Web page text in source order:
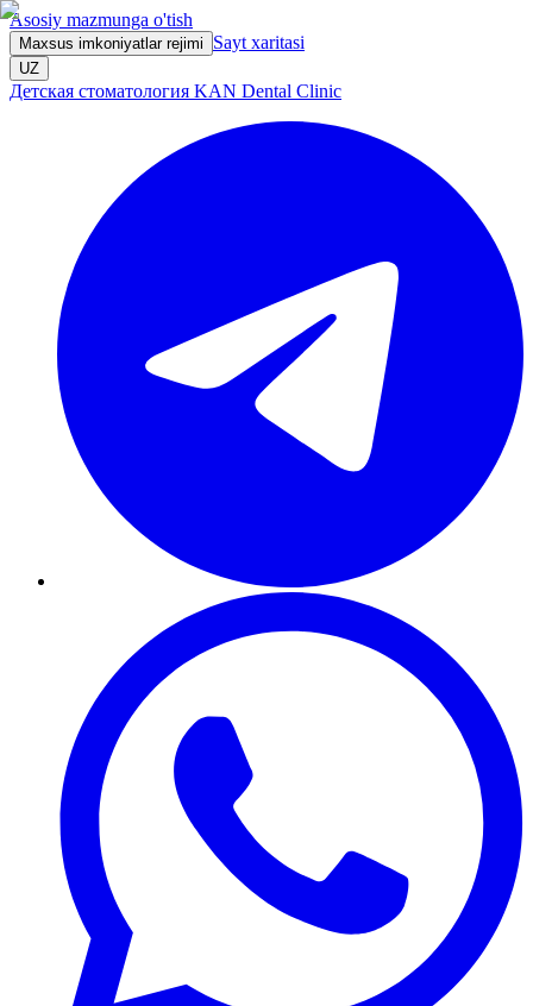
Asosiy mazmunga o'tish
Maxsus imkoniyatlar rejimi Sayt xaritasi
UZ
Детская стоматология KAN Dental Clinic